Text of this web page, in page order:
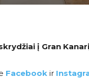
į Gran
Facebook ir